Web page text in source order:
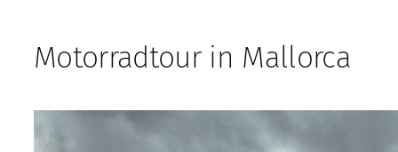
Motorradtour in Mallorca